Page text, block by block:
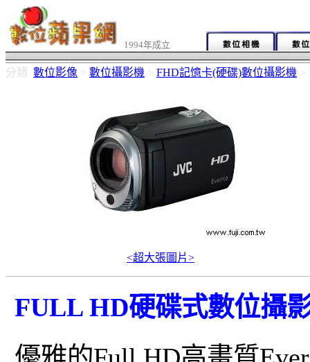
1994年成立
分類 數位影像 > 數位攝影機 > FHD記憶卡(硬碟)數位攝影機 >
<超大張圖片>
FULL HD硬碟式數位攝